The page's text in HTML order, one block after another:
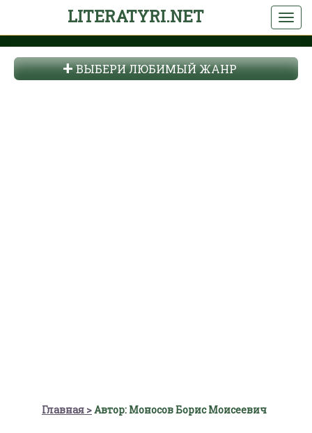
LITERATYRI.NET
ВЫБЕРИ ЛЮБИМЫЙ ЖАНР
Главная Автор: Моносов Борис Моисеевич